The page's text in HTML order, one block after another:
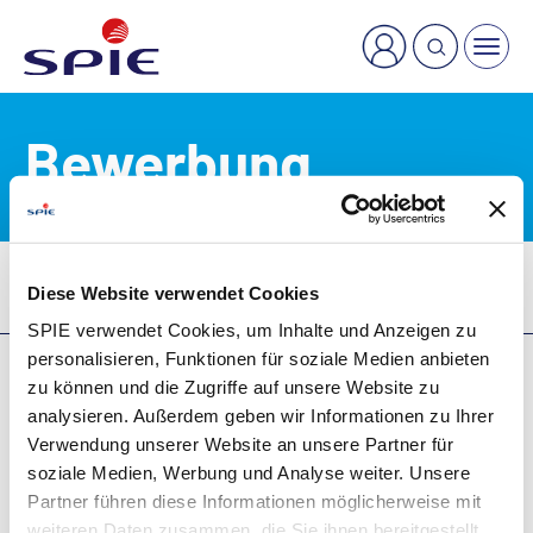
Diese Website verwendet Cookies
SPIE verwendet Cookies, um Inhalte und Anzeigen zu
personalisieren, Funktionen für soziale Medien anbieten
zu können und die Zugriffe auf unsere Website zu
analysieren. Außerdem geben wir Informationen zu Ihrer
Verwendung unserer Website an unsere Partner für
soziale Medien, Werbung und Analyse weiter. Unsere
Partner führen diese Informationen möglicherweise mit
Bewerbung
Karriere Stellenangebote
AGB
Impressum
Datenschutzhinweise